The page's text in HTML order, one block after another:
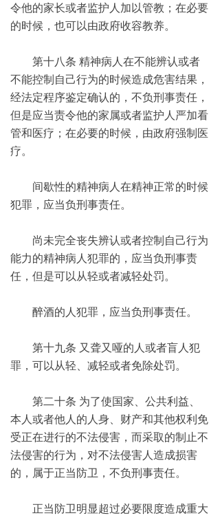
令他的家长或者监护人加以管教；在必要
的时候，也可以由政府收容教养。
第十八条 精神病人在不能辨认或者
不能控制自己行为的时候造成危害结果，
经法定程序鉴定确认的，不负刑事责任，
但是应当责令他的家属或者监护人严加看
管和医疗；在必要的时候，由政府强制医
疗。
间歇性的精神病人在精神正常的时候
犯罪，应当负刑事责任。
尚未完全丧失辨认或者控制自己行为
能力的精神病人犯罪的，应当负刑事责
任，但是可以从轻或者减轻处罚。
醉酒的人犯罪，应当负刑事责任。
第十九条 又聋又哑的人或者盲人犯
罪，可以从轻、减轻或者免除处罚。
第二十条 为了使国家、公共利益、
本人或者他人的人身、财产和其他权利免
受正在进行的不法侵害，而采取的制止不
法侵害的行为，对不法侵害人造成损害
的，属于正当防卫，不负刑事责任。
正当防卫明显超过必要限度造成重大